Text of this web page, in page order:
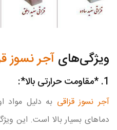
ویژگی‌هایآجر نسوز
1. *مقاومت حرارتی بالا*:
آجر نسوز قزاقی به دلیل مواد
دماهای بسیار بالا است. این